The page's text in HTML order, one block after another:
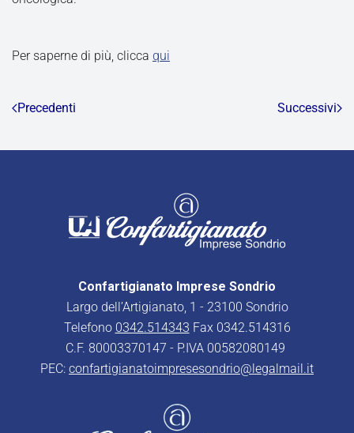
Per saperne di più, clicca qui
Precedenti Successivi
Confartigianato Imprese Sondrio
Largo dell’Artigianato, 1 - 23100 Sondrio
Telefono 0342.514343 Fax 0342.514316
C.F. 80003370147 - P.IVA 00582080149
PEC: confartigianatoimpresesondrio@legalmail.it